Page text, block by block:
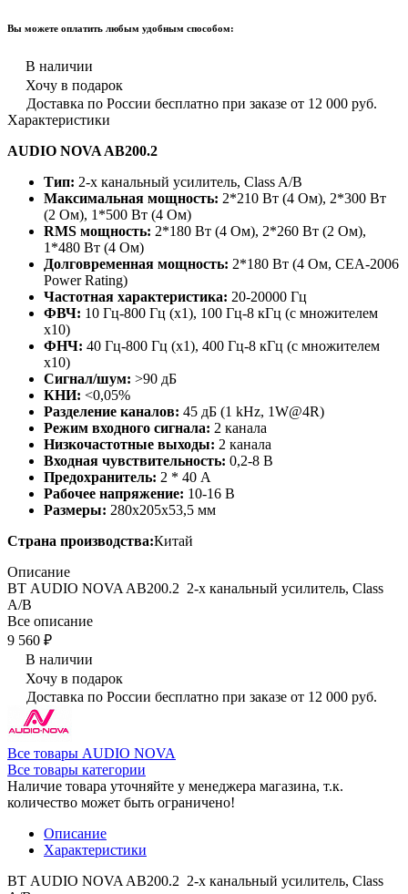
Вы можете оплатить любым удобным способом:
В наличии
Хочу в подарок
Доставка по России бесплатно при заказе от 12 000 руб.
Характеристики
AUDIO NOVA AB200.2
Тип: 2-х канальный усилитель, Class A/B
Максимальная мощность: 2*210 Вт (4 Ом), 2*300 Вт
(2 Ом), 1*500 Вт (4 Ом)
RMS мощность: 2*180 Вт (4 Ом), 2*260 Вт (2 Ом),
1*480 Вт (4 Ом)
Долговременная мощность: 2*180 Вт (4 Ом, CEA-2006
Power Rating)
Частотная характеристика: 20-20000 Гц
ФВЧ: 10 Гц-800 Гц (х1), 100 Гц-8 кГц (с множителем
х10)
ФНЧ: 40 Гц-800 Гц (х1), 400 Гц-8 кГц (с множителем
х10)
Сигнал/шум: >90 дБ
КНИ: <0,05%
Разделение каналов: 45 дБ (1 kHz, 1W@4R)
Режим входного сигнала: 2 канала
Низкочастотные выходы: 2 канала
Входная чувствительность: 0,2-8 В
Предохранитель: 2 * 40 А
Рабочее напряжение: 10-16 В
Размеры: 280x205x53,5 мм
Страна производства:Китай
Описание
ВТ AUDIO NOVA AB200.2 2-х канальный усилитель, Class
A/B
Все описание
9 560 ₽
В наличии
Хочу в подарок
Доставка по России бесплатно при заказе от 12 000 руб.
Все товары AUDIO NOVA
Все товары категории
Наличие товара уточняйте у менеджера магазина, т.к.
количество может быть ограничено!
Описание
Характеристики
ВТ AUDIO NOVA AB200.2 2-х канальный усилитель, Class